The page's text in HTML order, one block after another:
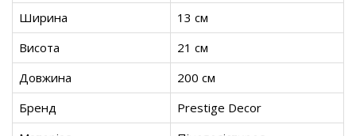
Ширина
13 см
Висота
21 см
Довжина
200 см
Бренд
Prestige Decor